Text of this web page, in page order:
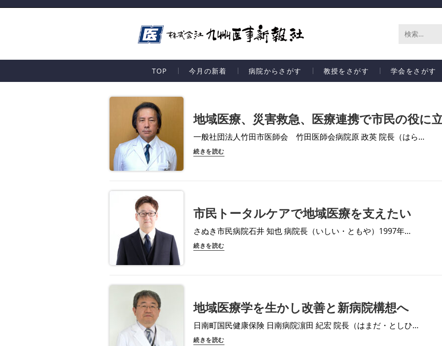
サ
ト
検
索
TOP 今月の新着 病院からさがす 教授をさがす 学会をさがす
地域医療、災害救急、医療連携で市民の役に
一般社団法人竹田市医師会 竹田医師会病院原 政英 院長（はら…
続きを読む
市民トータルケアで地域医療を支えたい
さぬき市民病院石井 知也 病院長（いしい・ともや）1997年…
続きを読む
地域医療学を生かし改善と新病院構想へ
日南町国民健康保険 日南病院濵田 紀宏 院長（はまだ・としひ…
続きを読む